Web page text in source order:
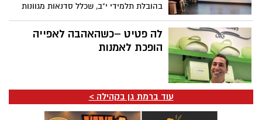
בהובלת תלמידי י"ב, שכלל סדנאות מגוונות
ומעשיות
לה פטיט –כשהאהבה לאפייה
הופכת לאמנות
עוד ברמת גן בקהילה >